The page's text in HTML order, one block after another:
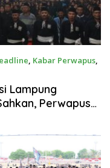
, Kabar Perwapus,
Lampung
Perwapus